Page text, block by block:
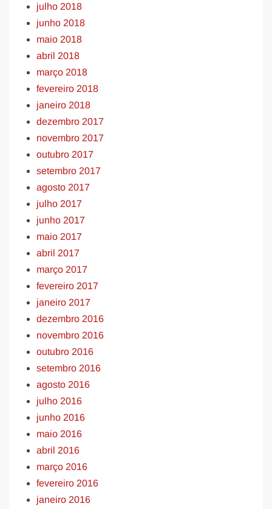
julho 2018
junho 2018
maio 2018
abril 2018
março 2018
fevereiro 2018
janeiro 2018
dezembro 2017
novembro 2017
outubro 2017
setembro 2017
agosto 2017
julho 2017
junho 2017
maio 2017
abril 2017
março 2017
fevereiro 2017
janeiro 2017
dezembro 2016
novembro 2016
outubro 2016
setembro 2016
agosto 2016
julho 2016
junho 2016
maio 2016
abril 2016
março 2016
fevereiro 2016
janeiro 2016